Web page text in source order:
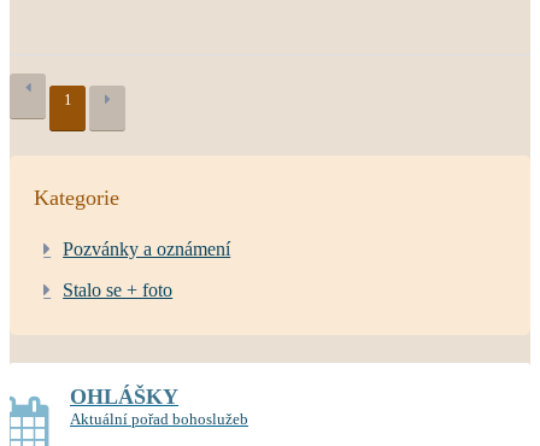
1
Kategorie
Pozvánky a oznámení
Stalo se + foto
OHLÁŠKY
Aktuální pořad bohoslužeb